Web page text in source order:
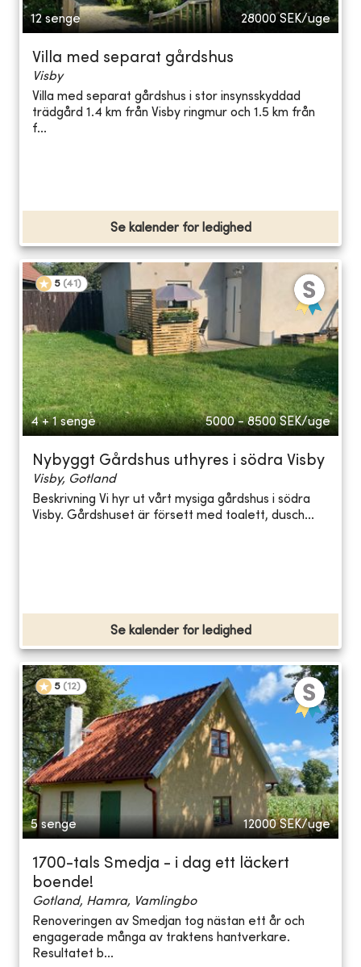
12 senge 28000 SEK/uge
Villa med separat gårdshus
Visby
Villa med separat gårdshus i stor insynsskyddad
trädgård 1.4 km från Visby ringmur och 1.5 km från
f...
Se kalender for ledighed
5 (41 )
4 + 1 senge 5000 - 8500 SEK/uge
Nybyggt Gårdshus uthyres i södra Visby
Visby, Gotland
Beskrivning Vi hyr ut vårt mysiga gårdshus i södra
Visby. Gårdshuset är försett med toalett, dusch...
Se kalender for ledighed
5 (12)
5 senge 12000 SEK/uge
1700-tals Smedja - i dag ett läckert
boende!
Gotland, Hamra, Vamlingbo
Renoveringen av Smedjan tog nästan ett år och
engagerade många av traktens hantverkare.
Resultatet b...